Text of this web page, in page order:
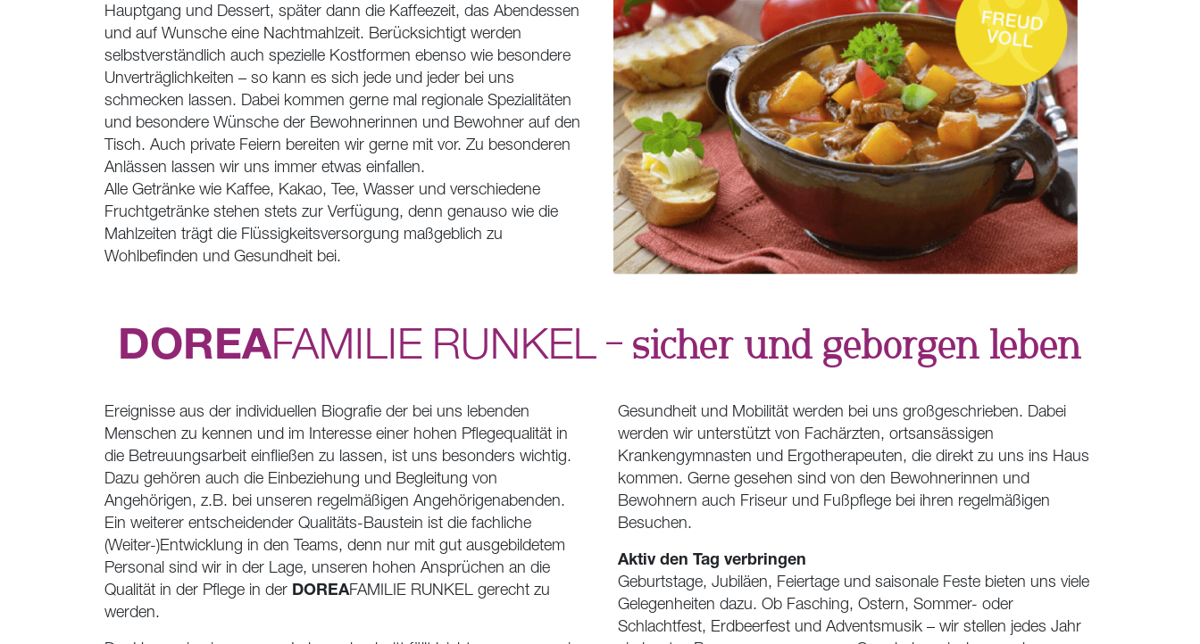
Hauptgang und Dessert, später dann die Kaffeezeit, das Abendessen
und auf Wunsche eine Nachtmahlzeit. Berücksichtigt werden
selbstverständlich auch spezielle Kostformen ebenso wie besondere
Unverträglichkeiten – so kann es sich jede und jeder bei uns
schmecken lassen. Dabei kommen gerne mal regionale Spezialitäten
und besondere Wünsche der Bewohnerinnen und Bewohner auf den
Tisch. Auch private Feiern bereiten wir gerne mit vor. Zu besonderen
Anlässen lassen wir uns immer etwas einfallen.
Alle Getränke wie Kaffee, Kakao, Tee, Wasser und verschiedene
Fruchtgetränke stehen stets zur Verfügung, denn genauso wie die
Mahlzeiten trägt die Flüssigkeitsversorgung maßgeblich zu
Wohlbefinden und Gesundheit bei.
DOREAFAMILIE RUNKEL – sicher und geborgen leben
Ereignisse aus der individuellen Biografie der bei uns lebenden
Menschen zu kennen und im Interesse einer hohen Pflegequalität in
die Betreuungsarbeit einfließen zu lassen, ist uns besonders wichtig.
Dazu gehören auch die Einbeziehung und Begleitung von
Angehörigen, z.B. bei unseren regelmäßigen Angehörigenabenden.
Ein weiterer entscheidender Qualitäts-Baustein ist die fachliche
(Weiter-)Entwicklung in den Teams, denn nur mit gut ausgebildetem
Personal sind wir in der Lage, unseren hohen Ansprüchen an die
Qualität in der Pflege in der DOREAFAMILIE RUNKEL gerecht zu
werden.
Gesundheit und Mobilität werden bei uns großgeschrieben. Dabei
werden wir unterstützt von Fachärzten, ortsansässigen
Krankengymnasten und Ergotherapeuten, die direkt zu uns ins Haus
kommen. Gerne gesehen sind von den Bewohnerinnen und
Bewohnern auch Friseur und Fußpflege bei ihren regelmäßigen
Besuchen.
Aktiv den Tag verbringen
Geburtstage, Jubiläen, Feiertage und saisonale Feste bieten uns viele
Gelegenheiten dazu. Ob Fasching, Ostern, Sommer- oder
Schlachtfest, Erdbeerfest und Adventsmusik – wir stellen jedes Jahr